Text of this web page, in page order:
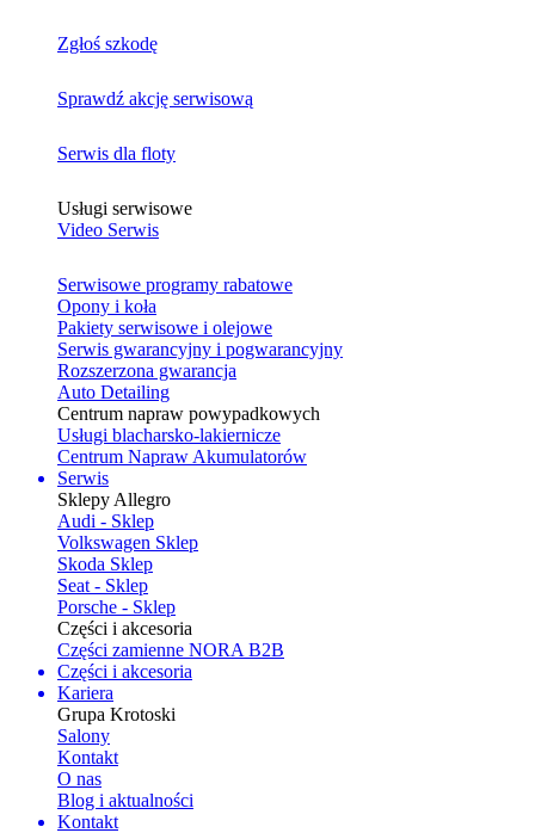
Zgłoś szkodę
Sprawdź akcję serwisową
Serwis dla floty
Usługi serwisowe
Video Serwis
Serwisowe programy rabatowe
Opony i koła
Pakiety serwisowe i olejowe
Serwis gwarancyjny i pogwarancyjny
Rozszerzona gwarancja
Auto Detailing
Centrum napraw powypadkowych
Usługi blacharsko-lakiernicze
Centrum Napraw Akumulatorów
Serwis
Sklepy Allegro
Audi - Sklep
Volkswagen Sklep
Skoda Sklep
Seat - Sklep
Porsche - Sklep
Części i akcesoria
Części zamienne NORA B2B
Części i akcesoria
Kariera
Grupa Krotoski
Salony
Kontakt
O nas
Blog i aktualności
Kontakt